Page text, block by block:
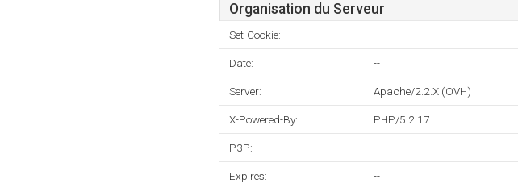
Organisation du Serveur
Set-Cookie: --
Date: --
Server: Apache/2.2.X (OVH)
X-Powered-By: PHP/5.2.17
P3P: --
Expires: --